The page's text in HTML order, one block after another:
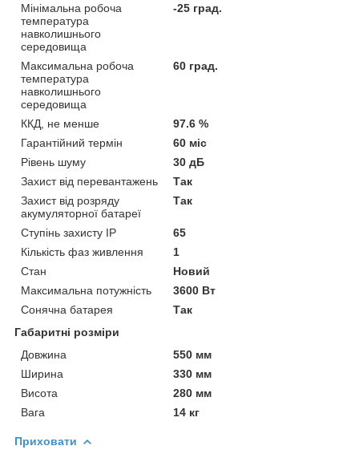
Мінімальна робоча
температура
навколишнього
середовища
-25 град.
Максимальна робоча
температура
навколишнього
середовища
60 град.
ККД, не менше
97.6 %
Гарантійний термін
60 міс
Рівень шуму
30 дБ
Захист від перевантажень
Так
Захист від розряду
акумуляторної батареї
Так
Ступінь захисту IP
65
Кількість фаз живлення
1
Стан
Новий
Максимальна потужність
3600 Вт
Сонячна батарея
Так
Габаритні розміри
Довжина
550 мм
Ширина
330 мм
Висота
280 мм
Вага
14 кг
Приховати